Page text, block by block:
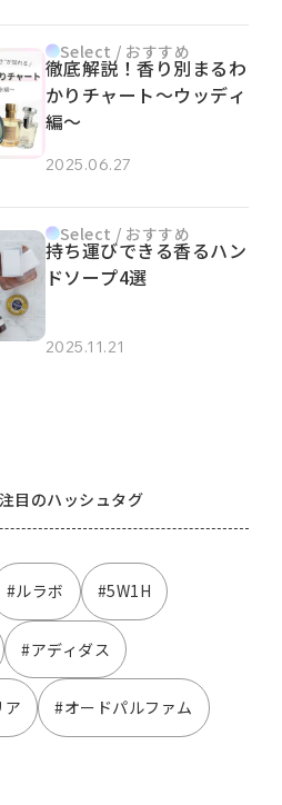
Select / おすすめ
徹底解説！香り別まるわ
かりチャート～ウッディ
編～
2025.06.27
Select / おすすめ
持ち運びできる香るハン
ドソープ4選
2025.11.21
目のハッシュタグ
#ルラボ #5W1H
#アディダス
ア #オードパルファム